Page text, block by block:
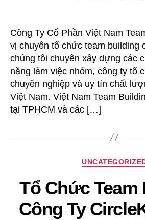
Công Ty Cổ Phần Việt Nam
vị chuyên tổ chức team building
chúng tôi chuyên xây dựng các
năng làm việc nhóm, công ty tổ
chuyên nghiệp và uy tín chất
Việt Nam. Việt Nam Team
tại TPHCM và các […]
Chuyên
Tổ Chức Team
Công Ty